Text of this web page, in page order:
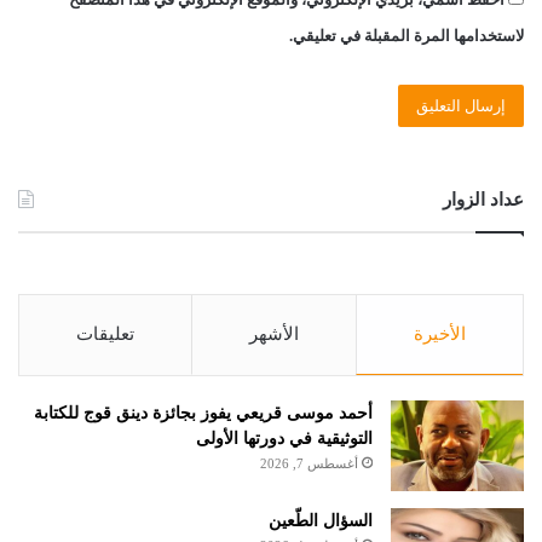
لاستخدامها المرة المقبلة في تعليقي.
عداد الزوار
الأخيرة الأشهر تعليقات
أحمد موسى قريعي يفوز بجائزة دينق قوج للكتابة
التوثيقية في دورتها الأولى
أغسطس 7, 2026
السؤال الطّعين